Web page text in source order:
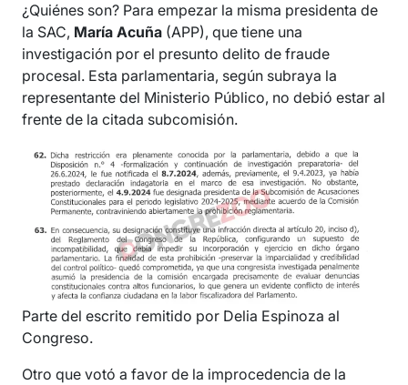
¿Quiénes son? Para empezar la misma presidenta de
la SAC, María Acuña (APP), que tiene una
investigación por el presunto delito de fraude
procesal. Esta parlamentaria, según subraya la
representante del Ministerio Público, no debió estar al
frente de la citada subcomisión.
Parte del escrito remitido por Delia Espinoza al
Congreso.
Otro que votó a favor de la improcedencia de la